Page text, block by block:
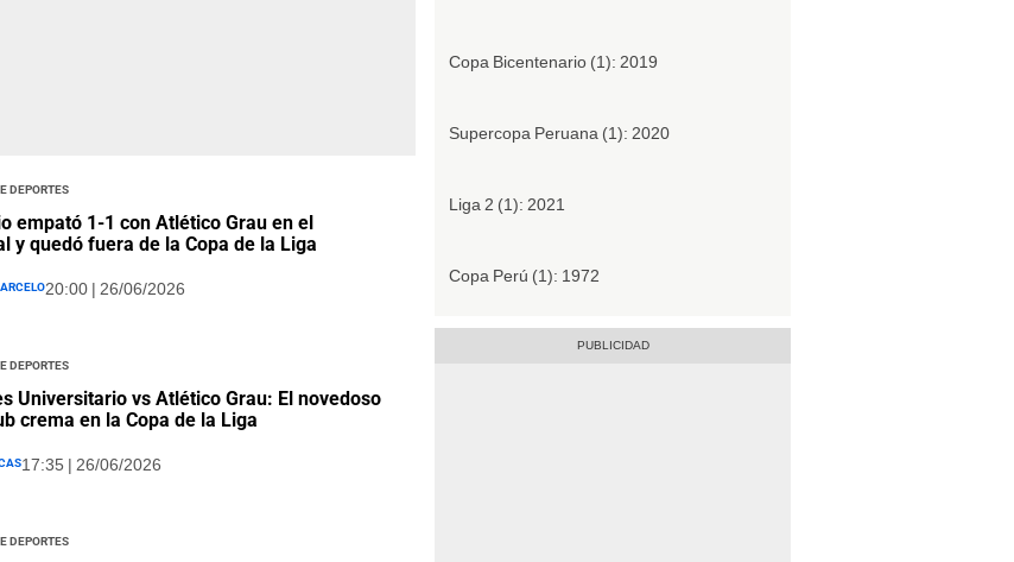
Deportes
empató 1-1 con Atlético Grau en el
y quedó fuera de la Copa de la Liga
20:00 | 26/06/2026
Deportes
Universitario vs Atlético Grau: El novedoso
crema en la Copa de la Liga
17:35 | 26/06/2026
Deportes
Copa Bicentenario (1): 2019
Supercopa Peruana (1): 2020
Liga 2 (1): 2021
Copa Perú (1): 1972